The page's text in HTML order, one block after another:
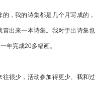
，我的诗集都是几个月写成的，
出来一本诗集。我对于出诗集也
年完成20多幅画。
很少，活动参加得更少。我和过